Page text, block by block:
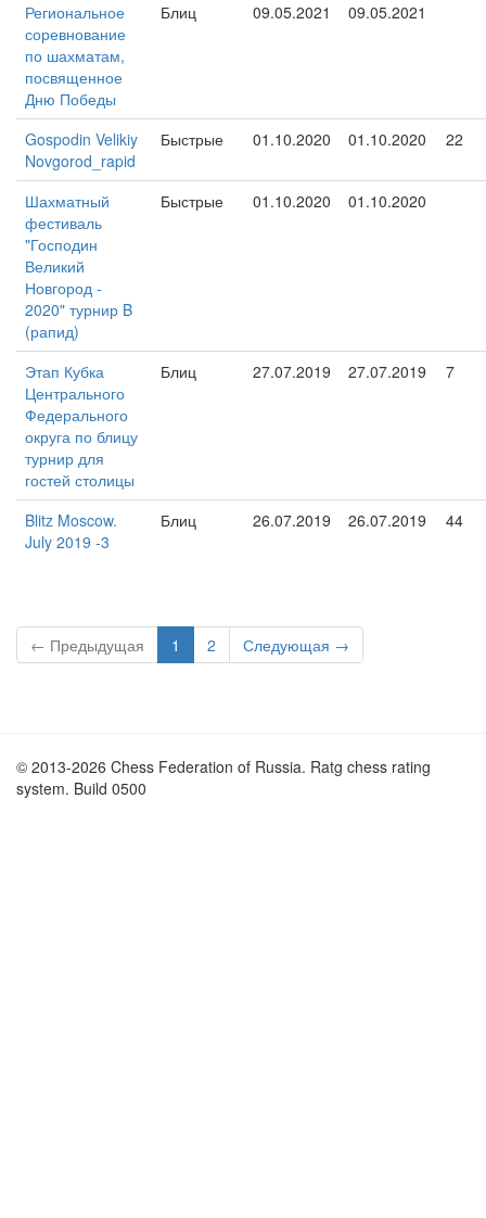
Региональное
соревнование
по шахматам,
посвященное
Дню Победы
Блиц 09.05.2021 09.05.2021
Gospodin Velikiy
Novgorod_rapid
Быстрые 01.10.2020 01.10.2020 22
Шахматный
фестиваль
"Господин
Великий
Новгород -
2020" турнир B
(рапид)
Быстрые 01.10.2020 01.10.2020
Этап Кубка
Центрального
Федерального
округа по блицу
турнир для
гостей столицы
Блиц 27.07.2019 27.07.2019 7
Blitz Moscow.
July 2019 -3
Блиц 26.07.2019 26.07.2019 44
← Предыдущая 1 2 Следующая →
© 2013-2026 Chess Federation of Russia. Ratg chess rating
system. Build 0500